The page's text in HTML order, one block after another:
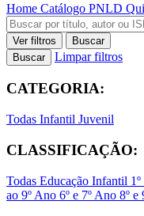
Home Catálogo PNLD
Ver filtros
Buscar
Buscar
Limpar filtros
CATEGORIA:
Todas Infantil Juvenil
CLASSIFICAÇÃO:
Todas Educação Infantil
ao 9º Ano 6º e 7º Ano 8º e